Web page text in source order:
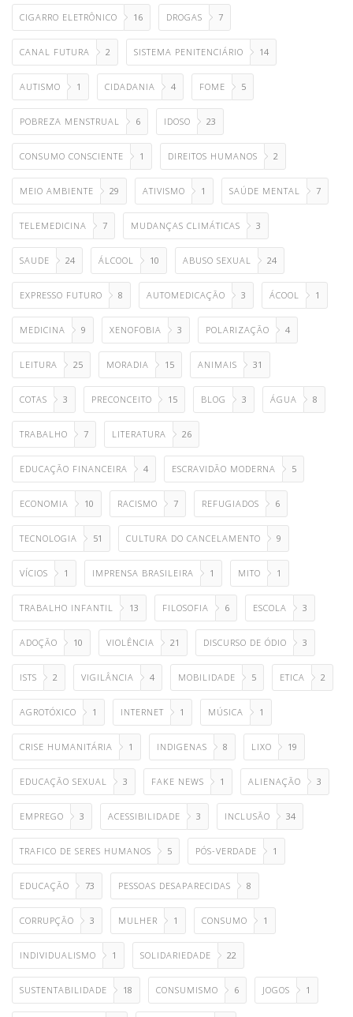
CIGARRO ELETRÔNICO 16 DROGAS 7
CANAL FUTURA 2 SISTEMA PENITENCIÁRIO 14
AUTISMO 1 CIDADANIA 4 FOME 5
POBREZA MENSTRUAL 6 IDOSO 23
CONSUMO CONSCIENTE 1 DIREITOS HUMANOS 2
MEIO AMBIENTE 29 ATIVISMO 1 SAÚDE MENTAL 7
TELEMEDICINA 7 MUDANÇAS CLIMÁTICAS 3
SAUDE 24 ÁLCOOL 10 ABUSO SEXUAL 24
EXPRESSO FUTURO 8 AUTOMEDICAÇÃO 3 ÁCOOL 1
MEDICINA 9 XENOFOBIA 3 POLARIZAÇÃO 4
LEITURA 25 MORADIA 15 ANIMAIS 31
COTAS 3 PRECONCEITO 15 BLOG 3 ÁGUA 8
TRABALHO 7 LITERATURA 26
EDUCAÇÃO FINANCEIRA 4 ESCRAVIDÃO MODERNA 5
ECONOMIA 10 RACISMO 7 REFUGIADOS 6
TECNOLOGIA 51 CULTURA DO CANCELAMENTO 9
VÍCIOS 1 IMPRENSA BRASILEIRA 1 MITO 1
TRABALHO INFANTIL 13 FILOSOFIA 6 ESCOLA 3
ADOÇÃO 10 VIOLÊNCIA 21 DISCURSO DE ÓDIO 3
ISTS 2 VIGILÂNCIA 4 MOBILIDADE 5 ETICA 2
AGROTÓXICO 1 INTERNET 1 MÚSICA 1
CRISE HUMANITÁRIA 1 INDIGENAS 8 LIXO 19
EDUCAÇÃO SEXUAL 3 FAKE NEWS 1 ALIENAÇÃO 3
EMPREGO 3 ACESSIBILIDADE 3 INCLUSÃO 34
TRAFICO DE SERES HUMANOS 5 PÓS-VERDADE 1
EDUCAÇÃO 73 PESSOAS DESAPARECIDAS 8
CORRUPÇÃO 3 MULHER 1 CONSUMO 1
INDIVIDUALISMO 1 SOLIDARIEDADE 22
SUSTENTABILIDADE 18 CONSUMISMO 6 JOGOS 1